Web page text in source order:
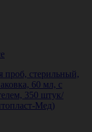
проб, стерильный,
60 мл, с
350 штук/
Мед)